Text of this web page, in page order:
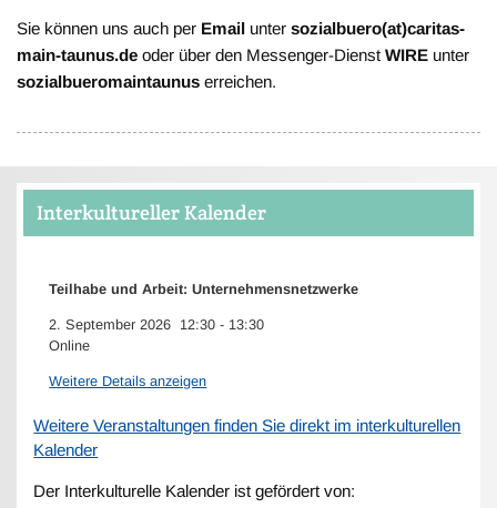
Sie können uns auch per Email untersozialbuero(at)caritas-
main-taunus.de oder über den Messenger-DienstWIRE unter
sozialbueromaintaunus erreichen.
Interkultureller Kalender
Teilhabe und Arbeit: Unternehmensnetzwerke
2. September 2026 12:30 - 13:30
Online
Weitere Details anzeigen
Weitere Veranstaltungen finden Sie direkt im interkulturellen
Kalender
Der Interkulturelle Kalender ist gefördert von: